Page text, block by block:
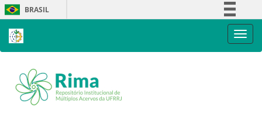
Skip
navigation
BRASIL